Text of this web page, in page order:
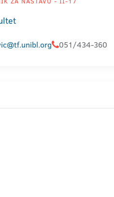
051/434-360